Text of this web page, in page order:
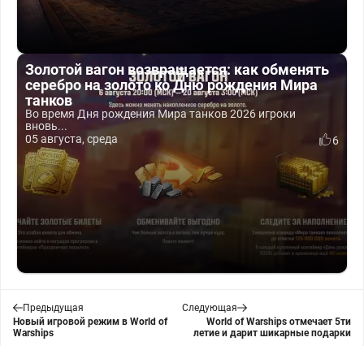
Золотой вагон возвращается: как обменять
серебро на золото ко Дню рождения Мира
танков
Во время Дня рождения Мира танков 2026 игроки
вновь...
05 августа, среда
6
Предыдущая
Новый игровой режим в World of
Warships
Следующая
World of Warships отмечает 5ти
летие и дарит шикарные подарки